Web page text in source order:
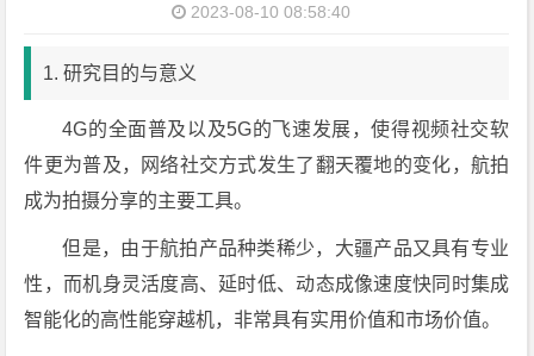
2023-08-10 08:58:40
1. 研究目的与意义
4G的全面普及以及5G的飞速发展，使得视频社交软
件更为普及，网络社交方式发生了翻天覆地的变化，航拍
成为拍摄分享的主要工具。
但是，由于航拍产品种类稀少，大疆产品又具有专业
性，而机身灵活度高、延时低、动态成像速度快同时集成
智能化的高性能穿越机，非常具有实用价值和市场价值。